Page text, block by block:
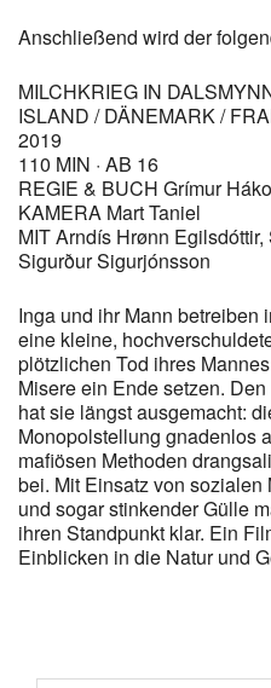
Anschließend wird der
MILCHKRIEG IN
ISLAND / DÄNEMARK /
2019
110 MIN · AB 16
REGIE & BUCH Grímur
KAMERA Mart Taniel
MIT Arndís Hrønn
Sigurður Sigurjónsson
Inga und ihr Mann
eine kleine,
plötzlichen Tod ihres
Misere ein Ende setzen.
hat sie längst ausgemacht:
Monopolstellung gnadenlos
mafiösen Methoden
bei. Mit Einsatz von sozialen
und sogar stinkender Gülle
ihren Standpunkt klar. Ein
Einblicken in die Natur und